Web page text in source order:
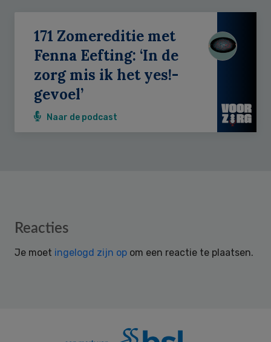
171 Zomereditie met
Fenna Eefting: ‘In de
zorg mis ik het yes!-
gevoel’
Naar de podcast
Reader
Reacties
Je moet ingelogd zijn op om een reactie te plaatsen.